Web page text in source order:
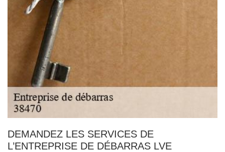
DEMANDEZ LES SERVICES DE
L’ENTREPRISE DE DÉBARRAS LVE